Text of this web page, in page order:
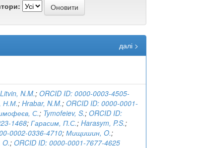
далі >
Litvin, N.M.; ORCID ID: 0000-0003-4505-
Н.М.; Hrabar, N.M.; ORCID ID: 0000-0001-
С.; Tymofeiev, S.; ORCID ID:
1468; Гарасим, П.С.; Harasym, P.S.;
0002-0336-4710; Мищишин, O.;
; ORCID ID: 0000-0001-7677-4625